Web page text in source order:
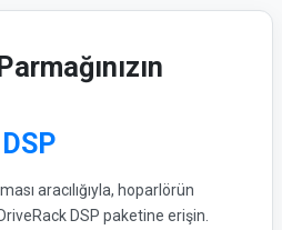
aracılığıyla, hoparlörün
DSP paketine erişin.